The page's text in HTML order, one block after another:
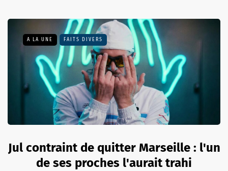
A LA UNE FAITS DIVERS
Jul contraint de quitter Marseille : l'un
de ses proches l'aurait trahi